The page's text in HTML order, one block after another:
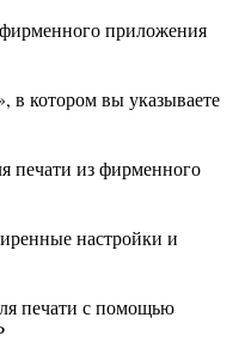
в котором вы указываете
настройки и